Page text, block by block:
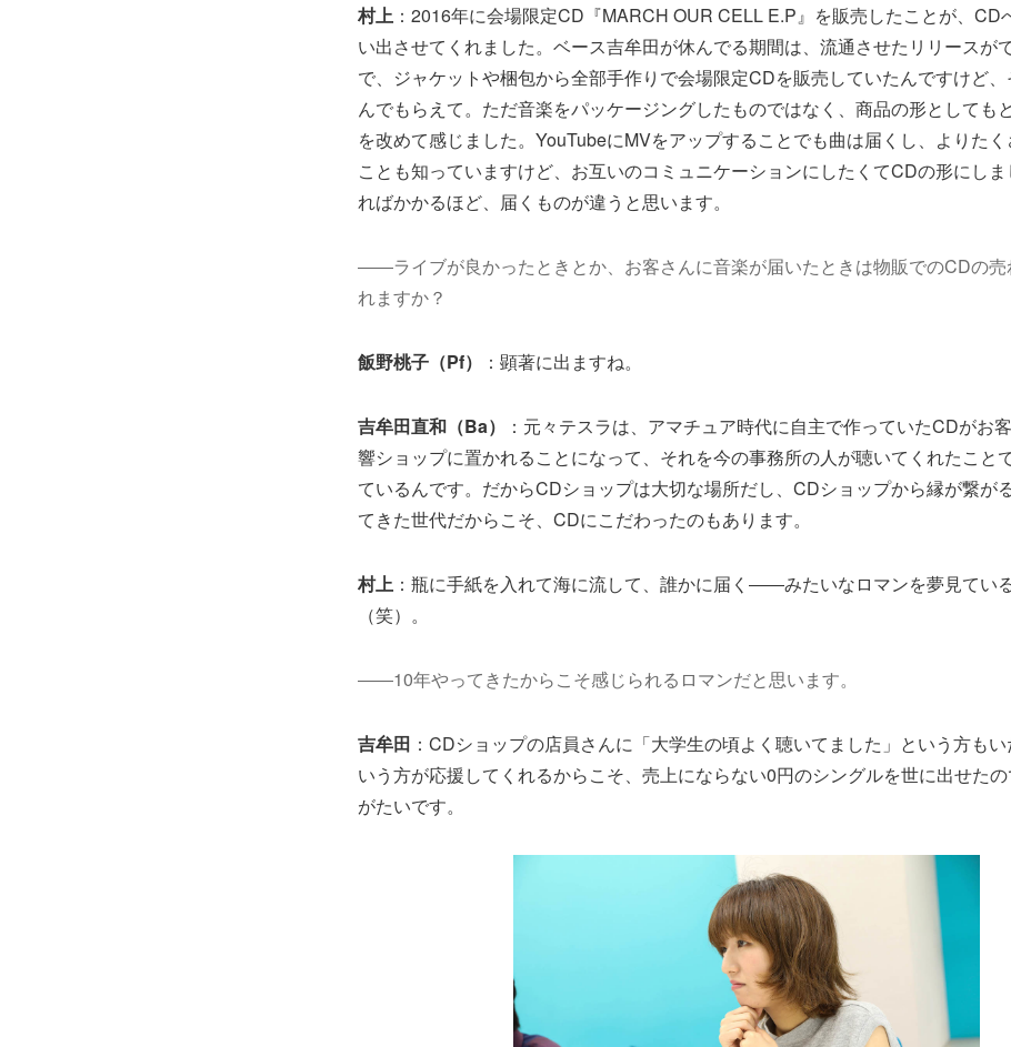
村上 ：2016年に会場限定CD『MARCH OUR CELL E.P』を販売したことが、CD
い出させてくれました。ベース吉牟田が休んでる期間は、流通させたリリースが
で、ジャケットや梱包から全部手作りで会場限定CDを販売していたんですけど
んでもらえて。ただ音楽をパッケージングしたものではなく、商品の形としても
を改めて感じました。YouTubeにMVをアップすることでも曲は届くし、よりたく
ことも知っていますけど、お互いのコミュニケーションにしたくてCDの形にし
ればかかるほど、届くものが違うと思います。
――ライブが良かったときとか、お客さんに音楽が届いたときは物販でのCDの売
れますか？
飯野桃子（Pf） ：顕著に出ますね。
吉牟田直和（Ba）
：元々テスラは、アマチュア時代に自主で作っていたCDがお
響ショップに置かれることになって、それを今の事務所の人が聴いてくれたこと
ているんです。だからCDショップは大切な場所だし、CDショップから縁が繋が
てきた世代だからこそ、CDにこだわったのもあります。
村上 ：瓶に手紙を入れて海に流して、誰かに届く――みたいなロマンを夢見てい
（笑）。
――10年やってきたからこそ感じられるロマンだと思います。
吉牟田 ：CDショップの店員さんに「大学生の頃よく聴いてました」という方も
いう方が応援してくれるからこそ、売上にならない0円のシングルを世に出せた
がたいです。